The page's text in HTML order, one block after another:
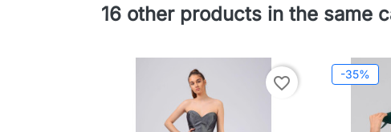
16 other products in the same
favorite_border -35%